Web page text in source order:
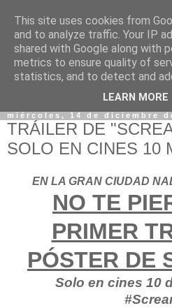
miércoles, 14 de diciembre
TRÁILER DE
SOLO EN CINES 10
EN LA GRAN CIUDAD
NO TE
PRIMER
PÓSTER DE
Solo en cines 10
This site uses cookies from
and to analyze traffic. Your IP
shared with Google along with
metrics to ensure quality of
statistics, and to detect and
LEARN MORE